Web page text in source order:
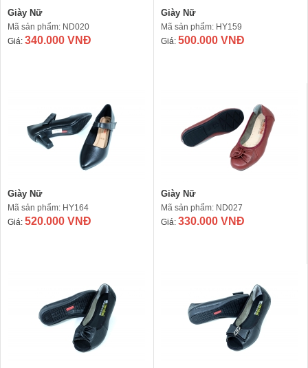
Giày Nữ
Mã sản phẩm: ND020
Giá: 340.000 VNĐ
Giày Nữ
Mã sản phẩm: HY159
Giá: 500.000 VNĐ
Giày Nữ
Mã sản phẩm: HY164
Giá: 520.000 VNĐ
Giày Nữ
Mã sản phẩm: ND027
Giá: 330.000 VNĐ